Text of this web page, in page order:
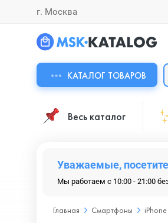
г. Москва
КАТАЛОГ ТОВАРОВ
Весь каталог
Уважаемые,
Мы работаем с 10:00 - 21:00
Главная Смартфоны iPhone